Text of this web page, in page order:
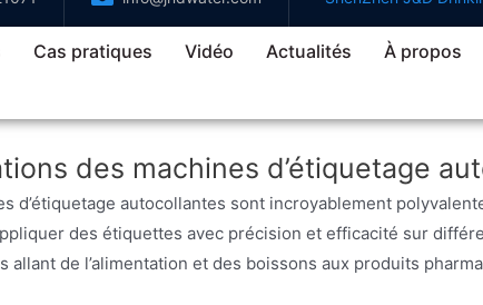
Cas pratiques Vidéo Actualités À propos
des machines d’étiquetage
d’étiquetage autocollantes sont incroyablement
des étiquettes avec précision et efficacité sur
allant de l’alimentation et des boissons aux produits